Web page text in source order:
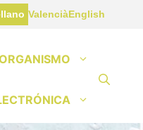
ValenciàEnglish